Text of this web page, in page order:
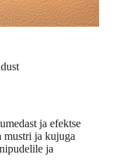
ja efektse
mustri ja kujuga
ja